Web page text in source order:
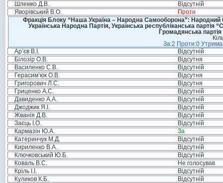
Шлемко Д.В.
Відсутній
Яворівський В.О.
Проти
Фракція Блоку “Наша Україна – Народна Самооборона”: Народний
Українська Народна Партія, Українська республіканська
Громадянська
За:2 Проти:0
Ар’єв В.І.
Відсутній
Білозір О.В.
Відсутня
Василенко С.В.
Відсутній
Герасим’юк О.В.
Відсутня
Григорович Л.С.
Відсутня
Гриценко А.С.
Відсутній
Давиденко А.А.
Відсутній
Джоджик Я.І.
Відсутній
Жванія Д.В.
Відсутній
Заєць І.О.
Відсутній
Кармазін Ю.А.
За
Катеринчук М.Д.
Відсутній
Кириленко В.А.
Відсутній
Ключковський Ю.Б.
Відсутній
Коваль В.С.
Не голосував
Кріль І.І.
Відсутній
Куликов К.Б.
Відсутній